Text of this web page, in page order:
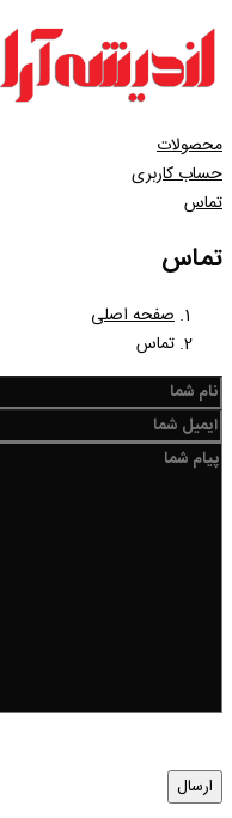
محصولات
حساب کاربری
تماس
تماس
صفحه اصلی
تماس